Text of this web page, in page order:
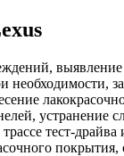
устранение
тест-
покрытия,